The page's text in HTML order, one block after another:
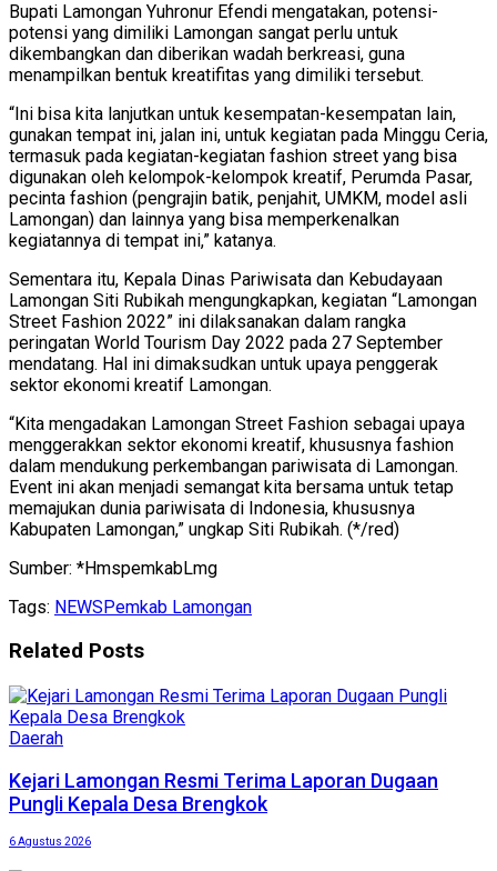
Bupati Lamongan Yuhronur Efendi mengatakan, potensi-
potensi yang dimiliki Lamongan sangat perlu untuk
dikembangkan dan diberikan wadah berkreasi, guna
menampilkan bentuk kreatifitas yang dimiliki tersebut.
“Ini bisa kita lanjutkan untuk kesempatan-kesempatan lain,
gunakan tempat ini, jalan ini, untuk kegiatan pada Minggu Ceria,
termasuk pada kegiatan-kegiatan fashion street yang bisa
digunakan oleh kelompok-kelompok kreatif, Perumda Pasar,
pecinta fashion (pengrajin batik, penjahit, UMKM, model asli
Lamongan) dan lainnya yang bisa memperkenalkan
kegiatannya di tempat ini,” katanya.
Sementara itu, Kepala Dinas Pariwisata dan Kebudayaan
Lamongan Siti Rubikah mengungkapkan, kegiatan “Lamongan
Street Fashion 2022” ini dilaksanakan dalam rangka
peringatan World Tourism Day 2022 pada 27 September
mendatang. Hal ini dimaksudkan untuk upaya penggerak
sektor ekonomi kreatif Lamongan.
“Kita mengadakan Lamongan Street Fashion sebagai upaya
menggerakkan sektor ekonomi kreatif, khususnya fashion
dalam mendukung perkembangan pariwisata di Lamongan.
Event ini akan menjadi semangat kita bersama untuk tetap
memajukan dunia pariwisata di Indonesia, khususnya
Kabupaten Lamongan,” ungkap Siti Rubikah. (*/red)
Sumber: *HmspemkabLmg
Tags: NEWS Pemkab Lamongan
Related Posts
Daerah
Kejari Lamongan Resmi Terima Laporan Dugaan
Pungli Kepala Desa Brengkok
6 Agustus 2026